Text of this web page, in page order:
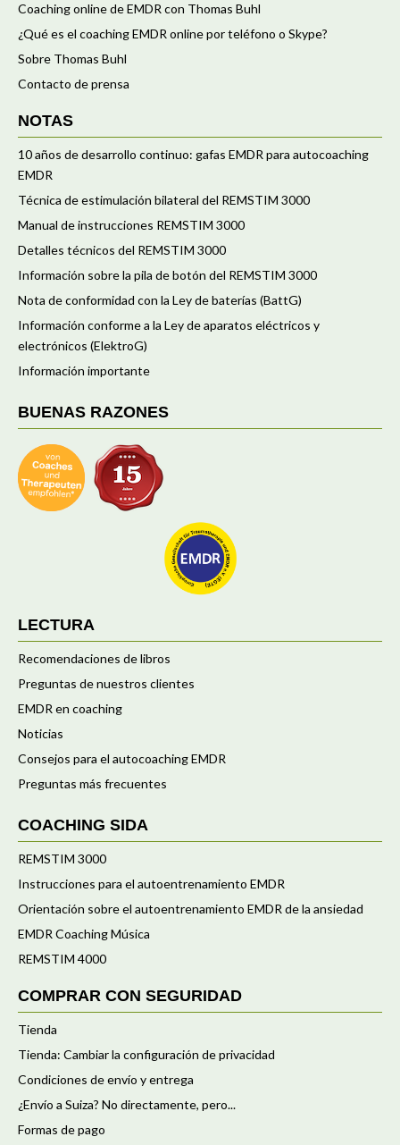
Coaching online de EMDR con Thomas Buhl
¿Qué es el coaching EMDR online por teléfono o Skype?
Sobre Thomas Buhl
Contacto de prensa
NOTAS
10 años de desarrollo continuo: gafas EMDR para autocoaching
EMDR
Técnica de estimulación bilateral del REMSTIM 3000
Manual de instrucciones REMSTIM 3000
Detalles técnicos del REMSTIM 3000
Información sobre la pila de botón del REMSTIM 3000
Nota de conformidad con la Ley de baterías (BattG)
Información conforme a la Ley de aparatos eléctricos y
electrónicos (ElektroG)
Información importante
BUENAS RAZONES
LECTURA
Recomendaciones de libros
Preguntas de nuestros clientes
EMDR en coaching
Noticias
Consejos para el autocoaching EMDR
Preguntas más frecuentes
COACHING SIDA
REMSTIM 3000
Instrucciones para el autoentrenamiento EMDR
Orientación sobre el autoentrenamiento EMDR de la ansiedad
EMDR Coaching Música
REMSTIM 4000
COMPRAR CON SEGURIDAD
Tienda
Tienda: Cambiar la configuración de privacidad
Condiciones de envío y entrega
¿Envío a Suiza? No directamente, pero...
Formas de pago